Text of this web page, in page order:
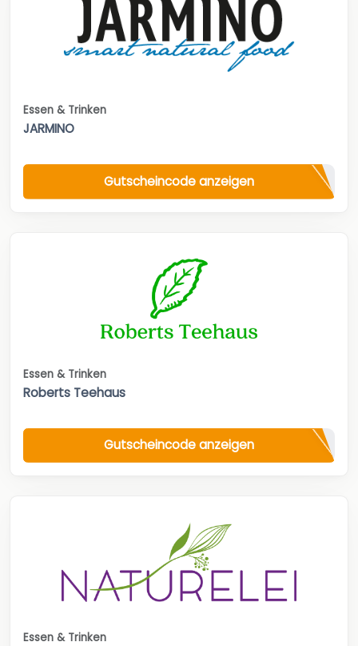
Essen & Trinken
JARMINO
Gutscheincode anzeigen
Essen & Trinken
Roberts Teehaus
Gutscheincode anzeigen
Essen & Trinken